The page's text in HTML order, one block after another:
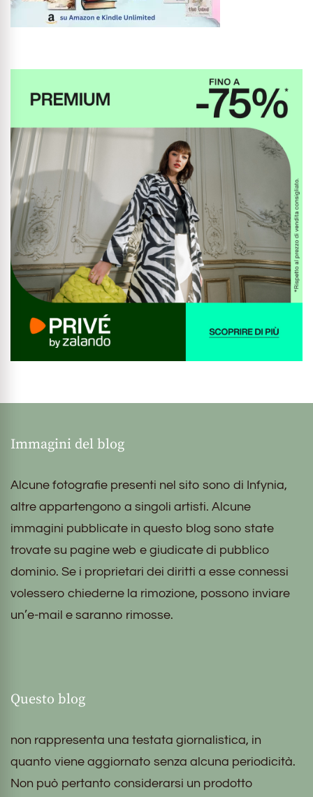
Immagini del blog
Alcune fotografie presenti nel sito sono di Infynia,
altre appartengono a singoli artisti. Alcune
immagini pubblicate in questo blog sono state
trovate su pagine web e giudicate di pubblico
dominio. Se i proprietari dei diritti a esse connessi
volessero chiederne la rimozione, possono inviare
un’e-mail e saranno rimosse.
Questo blog
non rappresenta una testata giornalistica, in
quanto viene aggiornato senza alcuna periodicità.
Non può pertanto considerarsi un prodotto